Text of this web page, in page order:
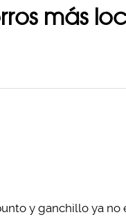
más
y ganchillo ya no